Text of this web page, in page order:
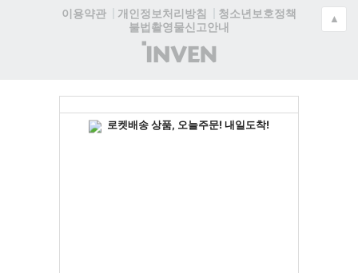
이용약관
개인정보처리방침
청소년보호정책
불법촬영물신고안내
(주)
인
▲